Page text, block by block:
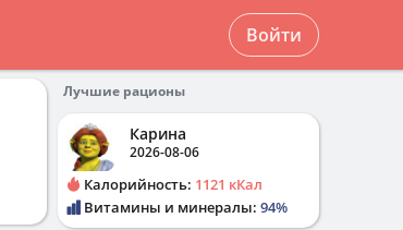
Войти
Лучшие рационы
Карина
2026-08-06
Калорийность: 1121 кКал
Витамины и минералы: 94%